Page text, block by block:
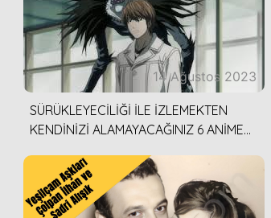
14 Ağustos 2023
SÜRÜKLEYECİLİĞİ İLE İZLEMEKTEN
KENDİNİZİ ALAMAYACAĞINIZ 6 ANİME